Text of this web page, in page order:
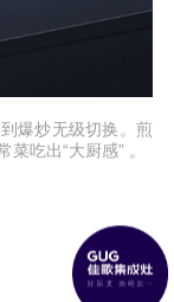
爆炒无级切换。煎
吃出“大厨感” 。